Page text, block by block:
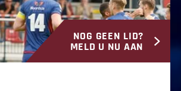
BC ‘s-GravenzandeNOG GEEN LID?
MELD U NU AAN